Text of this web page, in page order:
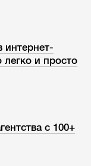
интернет-
и просто
с 100+